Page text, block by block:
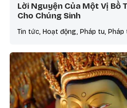
Lời Nguyện Của Một Vị Bồ
Cho Chúng Sinh
Tin tức, Hoạt động, Pháp tu, Pháp